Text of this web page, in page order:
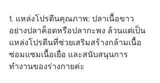
1. แหล่งโปรตีนคุณภาพ: ปลาเนื้อขาว
อย่างปลาค็อดหรือปลากะพง ล้วนแต่เป็น
แหล่งโปรตีนที่ช่วยเสริมสร้างกล้ามเนื้อ
ซ่อมแซมเนื้อเยื่อ และสนับสนุนการ
ทำงานของร่างกายค่ะ